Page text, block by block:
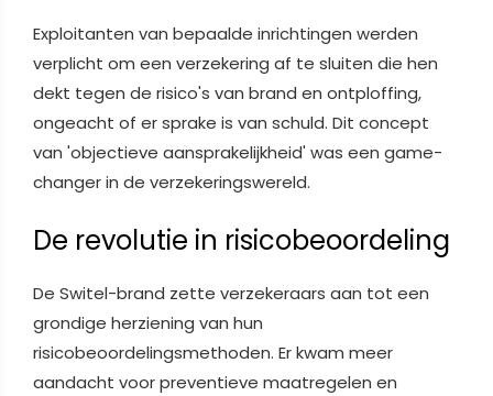
Exploitanten van bepaalde inrichtingen werden
verplicht om een verzekering af te sluiten die hen
dekt tegen de risico's van brand en ontploffing,
ongeacht of er sprake is van schuld. Dit concept
van 'objectieve aansprakelijkheid' was een game-
changer in de verzekeringswereld.
De revolutie in risicobeoordeling
De Switel-brand zette verzekeraars aan tot een
grondige herziening van hun
risicobeoordelingsmethoden. Er kwam meer
aandacht voor preventieve maatregelen en